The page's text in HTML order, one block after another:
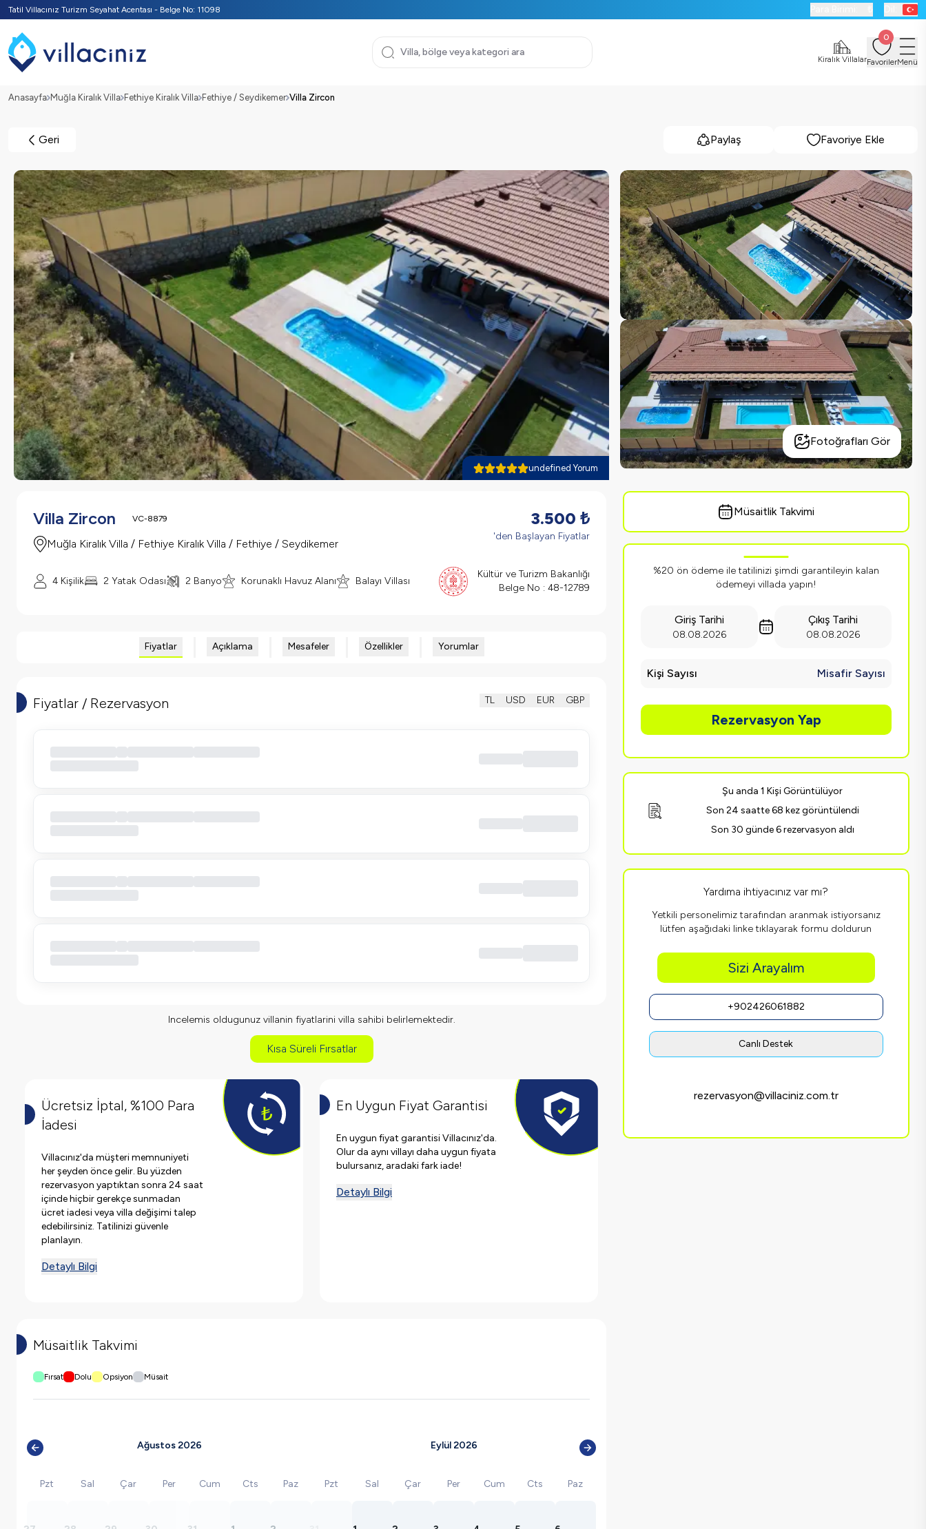
Tatil Villacınız Turizm Seyahat Acentası - Belge No: 11098
Kiralık Villalar
0
FavorilerMenü
Anasayfa Muğla Kiralık Villa Fethiye Kiralık Villa Fethiye / Seydikemer Villa Zircon
Geri Paylaş Favoriye Ekle
undefined Yorum
Fotoğrafları Gör
Villa Zircon VC-8879
Muğla Kiralık Villa / Fethiye Kiralık Villa / Fethiye / Seydikemer
3.500 ₺
'den Başlayan Fiyatlar
4 Kişilik 2 Yatak Odası 2 Banyo Korunaklı Havuz Alanı Balayı Villası
Kültür ve Turizm Bakanlığı
Belge No : 48-12789
Fiyatlar Açıklama Mesafeler Özellikler Yorumlar
Fiyatlar / Rezervasyon TL USD EUR GBP
Incelemis oldugunuz villanin fiyatlarini villa sahibi belirlemektedir.
Kısa Süreli Fırsatlar
Ücretsiz İptal, %100 Para
İadesi
Villacınız'da müşteri memnuniyeti
her şeyden önce gelir. Bu yüzden
rezervasyon yaptıktan sonra 24 saat
içinde hiçbir gerekçe sunmadan
ücret iadesi veya villa değişimi talep
edebilirsiniz. Tatilinizi güvenle
planlayın.
Detaylı Bilgi
En Uygun Fiyat Garantisi
En uygun fiyat garantisi Villacınız'da.
Olur da aynı villayı daha uygun fiyata
bulursanız, aradaki fark iade!
Detaylı Bilgi
Müsaitlik Takvimi
Fırsat Dolu Opsiyon Müsait
Ağustos 2026
Pzt Sal Çar Per Cum Cts Paz
Eylül 2026
Pzt Sal Çar Per Cum Cts Paz
Müsaitlik Takvimi
%20 ön ödeme ile tatilinizi şimdi garantileyin kalan
ödemeyi villada yapın!
Giriş Tarihi
08.08.2026
Çıkış Tarihi
08.08.2026
Kişi Sayısı Misafir Sayısı
Rezervasyon Yap
Şu anda 1 Kişi Görüntülüyor
Son 24 saatte 68 kez görüntülendi
Son 30 günde 6 rezervasyon aldı
Yardıma ihtiyacınız var mı?
Yetkili personelimiz tarafından aranmak istiyorsanız
lütfen aşağıdaki linke tıklayarak formu doldurun
Sizi Arayalım
+902426061882
Canlı Destek
rezervasyon@villaciniz.com.tr